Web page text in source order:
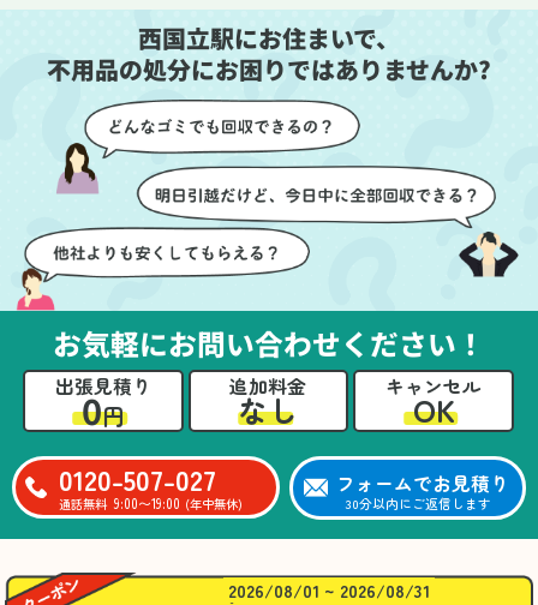
イテムの仕分けを迅速か
つ丁寧に対応していただ
けたのがありがたかった
です。家族それぞれが必
要なものを確認しながら
進めることができ、安心
感を持って作業をお任せ
できました。さらに、作
業終了後には部屋全体を
清掃していただき、まる
で新しい家のような清潔
感に感動しました。
壁や床を傷つけないよう
に細心の注意を払ってい
ただき、家全体がスムー
ズに片付いていくのがと
ても嬉しかったです。作
業が終わった後には、こ
ちらからお願いしなくて
も部屋を簡単に清掃して
いただけたのも好印象で
した。
いても教えていただき、
今後の片付けにも役立つ
知識が増えました。また
何かあれば、ぜひお願い
心のこもったサービスを
ありがとうございまし
た。
西国立駅にお住まいで、
不用品の処分にお困りではありませんか?
お気軽にお問い合わせください！
出張見積り
0円
追加料金
なし
キャンセル
OK
0120-507-027
通話無料 9:00〜19:00 (年中無休)
フォームでお見積り
30分以内にご返信します
2026/08/01 ~ 2026/08/31